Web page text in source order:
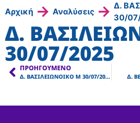
Αρχική → Αναλύσεις → Δ.
30/
Δ.
30/07/2025
ΠΡΟΗΓΟΎΜΕΝΟ
Δ. ΒΑΣΙΛΕΙΩΝΟΙΚΟ Μ 30/07/2025 Δ.